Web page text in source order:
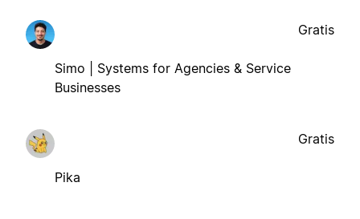
Simo | Systems for Agencies & Service
Businesses
Gratis
Pika
Gratis